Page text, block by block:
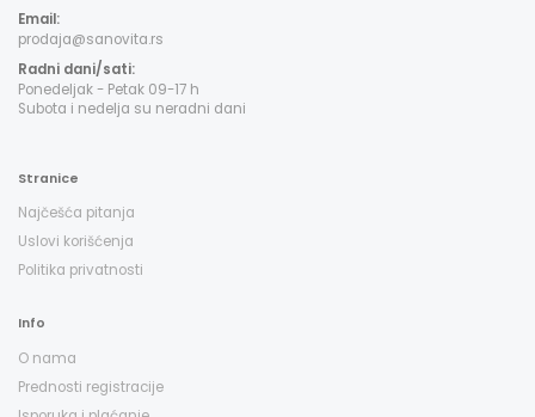
Email:
prodaja@sanovita.rs
Radni dani/sati:
Ponedeljak - Petak 09-17 h
Subota i nedelja su neradni dani
Stranice
Najčešća pitanja
Uslovi korišćenja
Politika privatnosti
Info
O nama
Prednosti registracije